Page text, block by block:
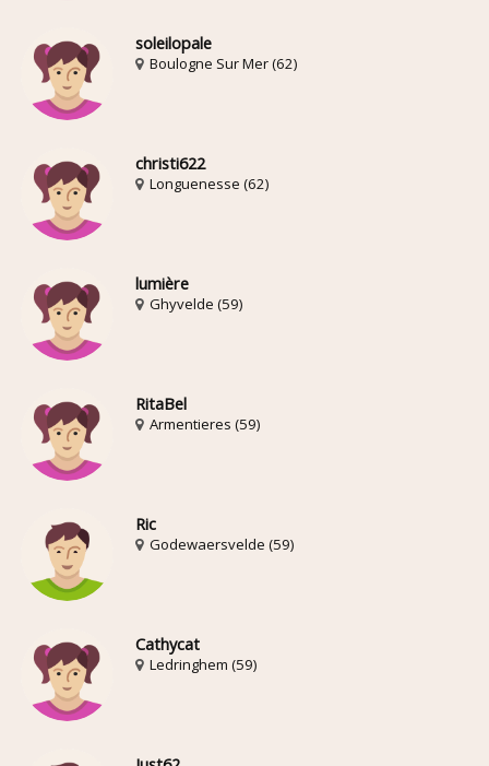
soleilopale
Boulogne Sur Mer (62)
christi622
Longuenesse (62)
lumière
Ghyvelde (59)
RitaBel
Armentieres (59)
Ric
Godewaersvelde (59)
Cathycat
Ledringhem (59)